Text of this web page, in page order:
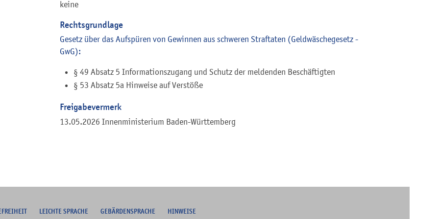
keine
Rechtsgrundlage
Gesetz über das Aufspüren von Gewinnen aus schweren Straftaten (Geldwäschegesetz -
GwG):
§ 49 Absatz 5 Informationszugang und Schutz der meldenden Beschäftigten
§ 53 Absatz 5a Hinweise auf Verstöße
Freigabevermerk
13.05.2026 Innenministerium Baden-Württemberg
LEICHTE SPRACHE GEBÄRDENSPRACHE HINWEISE